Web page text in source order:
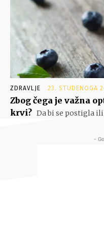
ZDRAVLJE 23. STUDENOGA
Zbog čega je važna
krvi? Da bi se postigla
-